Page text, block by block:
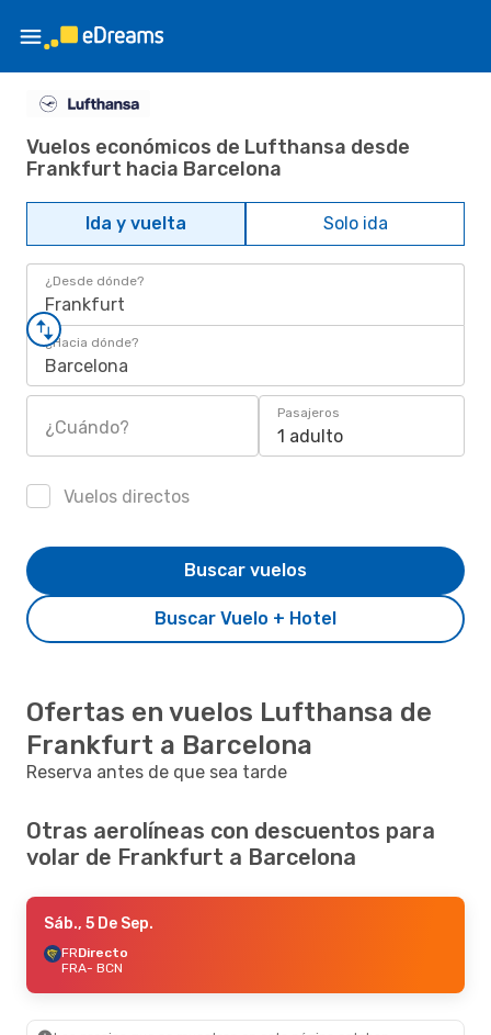
Vuelos económicos de Lufthansa desde
Frankfurt hacia Barcelona
Ida y vuelta Solo ida
¿Desde dónde?
Frankfurt
¿Hacia dónde?
Barcelona
¿Cuándo?
Pasajeros
1 adulto
Vuelos directos
Buscar Vuelo + Hotel
Buscar vuelos
Ofertas en vuelos Lufthansa de
Frankfurt a Barcelona
Reserva antes de que sea tarde
Otras aerolíneas con descuentos para
volar de Frankfurt a Barcelona
Sáb., 5 De Sep.
FRDirecto
FRA- BCN